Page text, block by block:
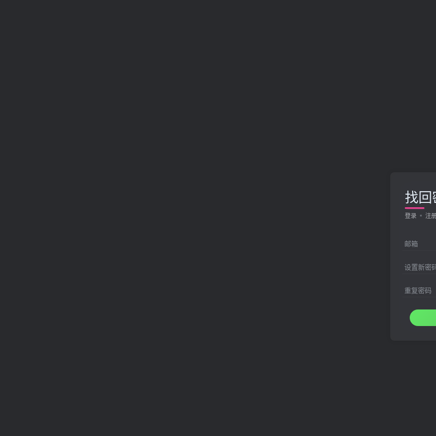
找
登录 注
邮箱
设置新密
重复密码